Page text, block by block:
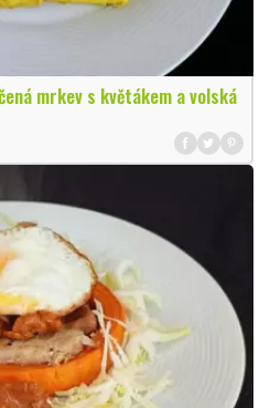
mrkev s květákem a volská